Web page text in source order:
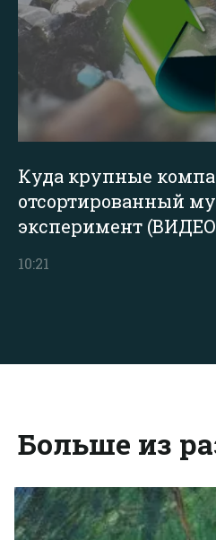
Куда крупные
отсортированный
эксперимент
10:21
Больше из